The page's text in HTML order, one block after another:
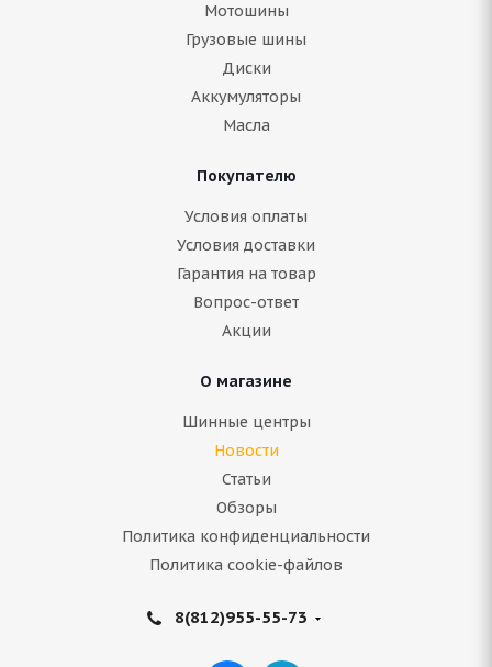
Мотошины
Грузовые шины
Диски
Аккумуляторы
Масла
Покупателю
Условия оплаты
Условия доставки
Гарантия на товар
Вопрос-ответ
Акции
О магазине
Шинные центры
Новости
Статьи
Обзоры
Политика конфиденциальности
Политика cookie-файлов
8(812)955-55-73